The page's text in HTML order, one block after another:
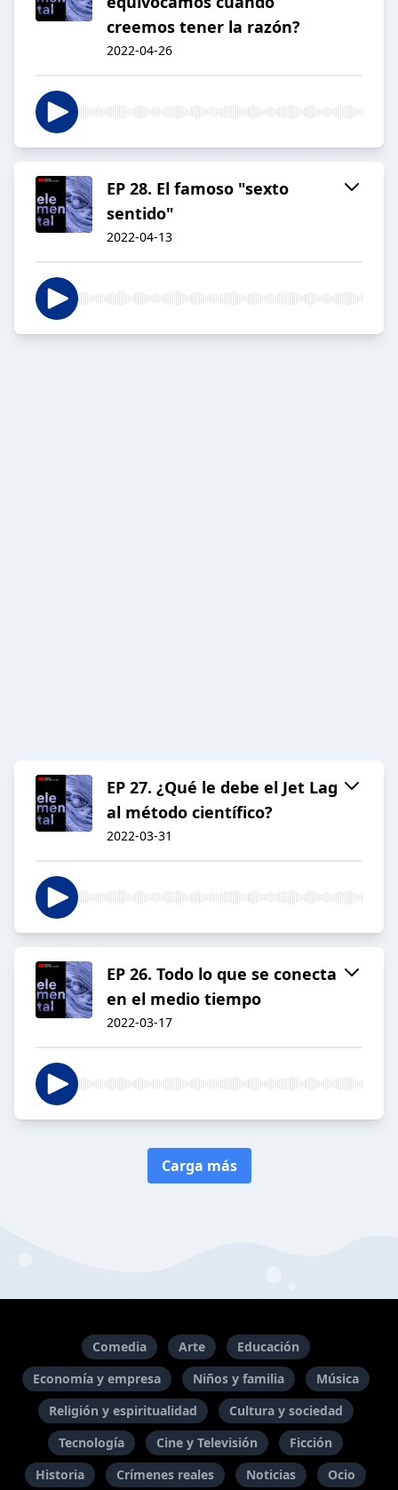
creemos tener la razón?
2022-04-26
EP 28. El famoso "sexto
sentido"
2022-04-13
EP 27. ¿Qué le debe el Jet Lag
al método científico?
2022-03-31
EP 26. Todo lo que se conecta
en el medio tiempo
2022-03-17
Carga más
Comedia Arte
Educación
Economía y empresa
Niños y familia
Música
Religión y espiritualidad
Cultura y sociedad
Tecnología
Cine y Televisión
Ficción
Historia
Crímenes reales Noticias Ocio